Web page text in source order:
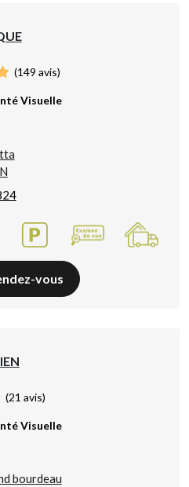
(149 avis)
Visuelle
vous
(21 avis)
Visuelle
bourdeau